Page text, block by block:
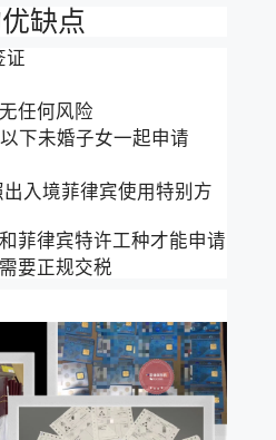
缺点
证
无任何风险
下未婚子女一起申请
入境菲律宾使用特别方
菲律宾特许工种才能申请
需要正规交税